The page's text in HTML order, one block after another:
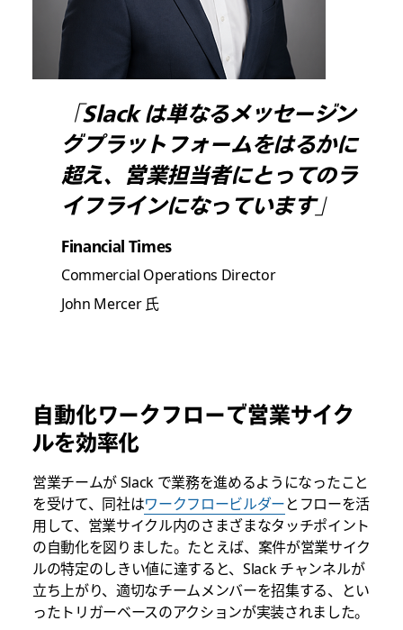
「Slack は単なるメッセージン
グプラットフォームをはるかに
超え、営業担当者にとってのラ
イフラインになっています」
Financial Times
Commercial Operations Director
John Mercer 氏
自動化ワークフローで営業サイク
ルを効率化
営業チームが Slack で業務を進めるようになったこと
を受けて、同社はワークフロービルダーとフローを活
用して、営業サイクル内のさまざまなタッチポイント
の自動化を図りました。たとえば、案件が営業サイク
ルの特定のしきい値に達すると、Slack チャンネルが
立ち上がり、適切なチームメンバーを招集する、とい
ったトリガーベースのアクションが実装されました。